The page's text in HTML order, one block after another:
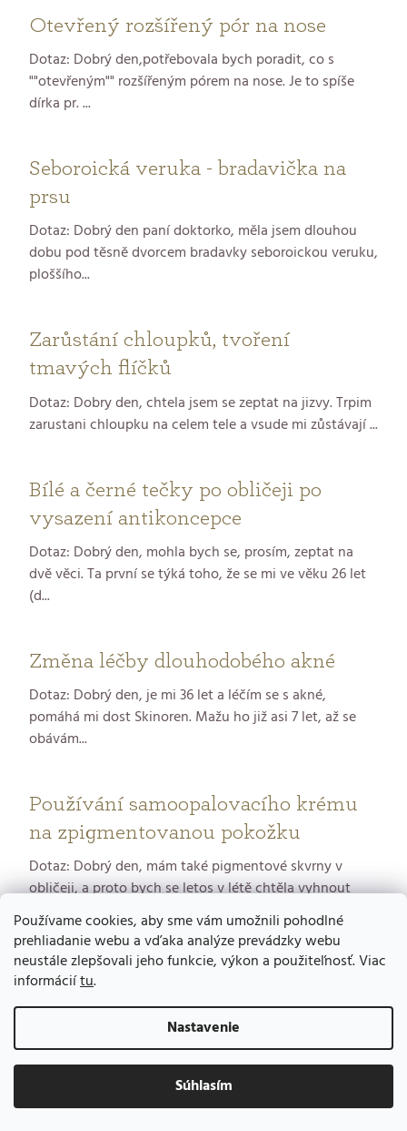
Používame cookies, aby sme vám umožnili pohodlné
prehliadanie webu a vďaka analýze prevádzky webu
neustále zlepšovali jeho funkcie, výkon a použiteľnosť. Viac
informáciítu.
Nastavenie
Súhlasím
Otevřený rozšířený pór na nose
Dotaz: Dobrý den,potřebovala bych poradit, co s
""otevřeným"" rozšířeným pórem na nose. Je to spíše
dírka pr. ...
Seboroická veruka - bradavička na
prsu
Dotaz: Dobrý den paní doktorko, měla jsem dlouhou
dobu pod těsně dvorcem bradavky seboroickou veruku,
ploššího...
Zarůstání chloupků, tvoření
tmavých flíčků
Dotaz: Dobry den, chtela jsem se zeptat na jizvy. Trpim
zarustani chloupku na celem tele a vsude mi zůstávají ...
Bílé a černé tečky po obličeji po
vysazení antikoncepce
Dotaz: Dobrý den, mohla bych se, prosím, zeptat na
dvě věci. Ta první se týká toho, že se mi ve věku 26 let
(d...
Změna léčby dlouhodobého akné
Dotaz: Dobrý den, je mi 36 let a léčím se s akné,
pomáhá mi dost Skinoren. Mažu ho již asi 7 let, až se
obávám...
Používání samoopalovacího krému
na zpigmentovanou pokožku
Dotaz: Dobrý den, mám také pigmentové skvrny v
obličeji, a proto bych se letos v létě chtěla vyhnout
slunci a ...
Suché skvrny na hrudníku, možná
Atopie
Dotaz: Dobrý den, zhruba před měsícem se mi na levé
straně hrudníku udělala nějaká skvrna, taková do